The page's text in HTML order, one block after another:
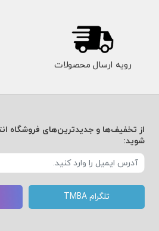
رویه ارسال محصولات
از تخفیف‌ها و جدیدترین‌های فروشگاه
شوید:
تلگرام TMBA